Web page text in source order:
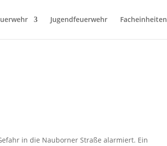
Jugendfeuerwehr Facheinheiten
in die Nauborner Straße alarmiert. Ein